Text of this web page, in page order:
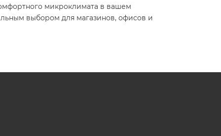
микроклимата в вашем
выбором для магазинов, офисов и